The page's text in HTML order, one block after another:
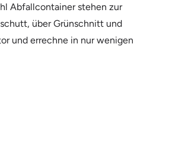
Abfallcontainer stehen zur
über Grünschnitt und
und errechne in nur wenigen